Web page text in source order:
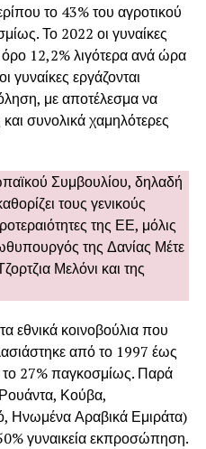
το 43% του αγροτικού
Το 2022 οι γυναίκες
12,2% λιγότερα ανά ώρα
γυναίκες εργάζονται
με αποτέλεσμα να
συνολικά χαμηλότερες
Συμβουλίου, δηλαδή
τους γενικούς
της ΕΕ, μόλις
της Δανίας Μέτε
Μελόνι και της
κοινοβούλια που
από το 1997 έως
27% παγκοσμίως. Παρά
Κούβα,
Ηνωμένα Αραβικά Εμιράτα)
γυναικεία εκπροσώπηση.